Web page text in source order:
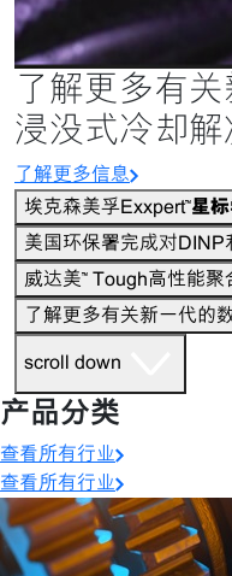
了解更多有
浸没式冷却解
了解更多信息
埃克森美孚Exxpert™星
美国环保署完成对
威达美™ Tough高性能聚
了解更多有关新一代的
scroll down
产品分类
查看所有行业
查看所有行业